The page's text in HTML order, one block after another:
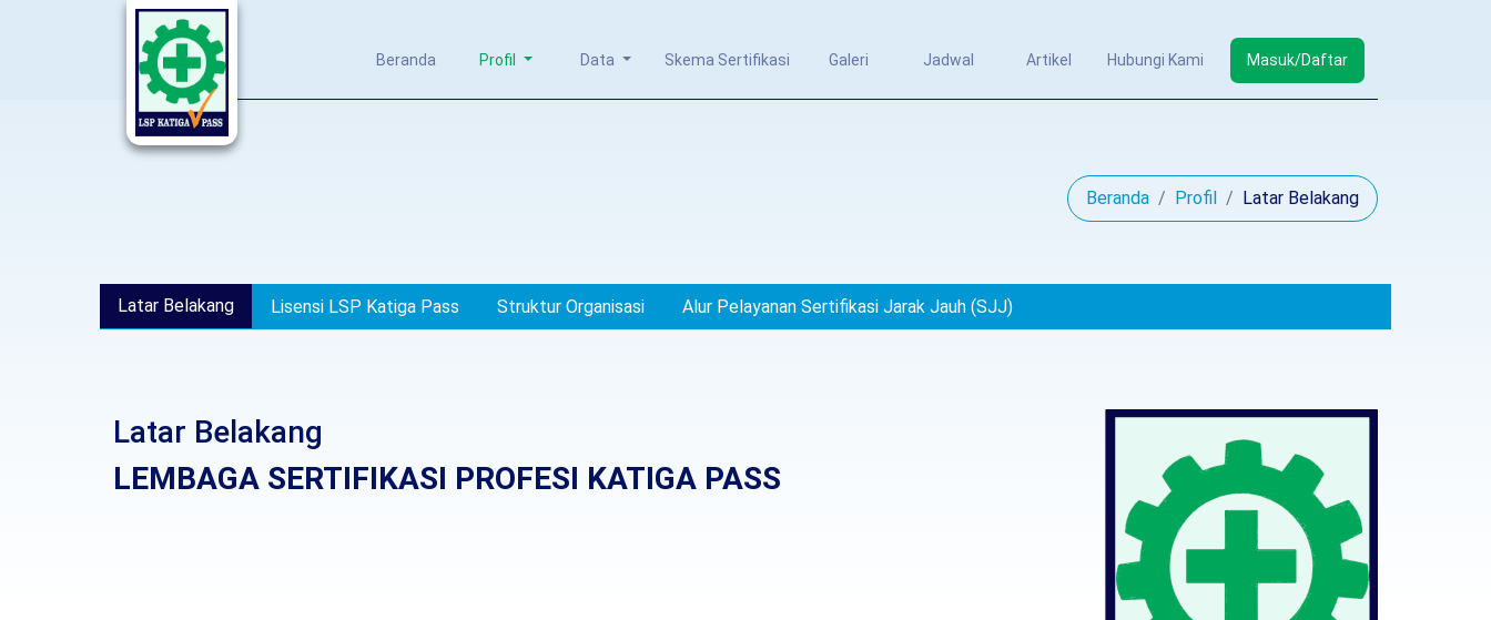
Beranda Profil Data Skema Sertifikasi Galeri Jadwal Artikel Hubungi Kami Masuk/Daftar
Beranda Profil Latar Belakang
Latar Belakang Lisensi LSP Katiga Pass Struktur Organisasi Alur Pelayanan Sertifikasi Jarak Jauh (SJJ)
Latar Belakang
LEMBAGA SERTIFIKASI PROFESI KATIGA PASS